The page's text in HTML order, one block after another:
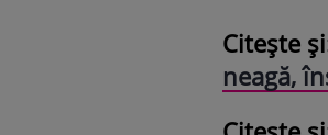
Citește
neagă,